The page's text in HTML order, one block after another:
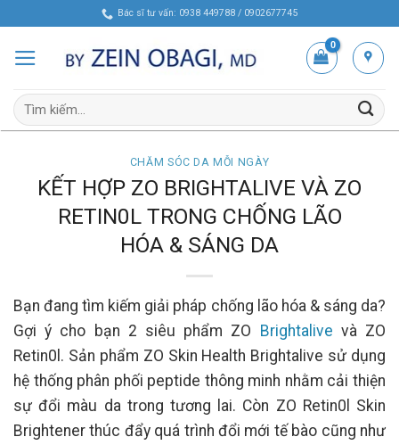
content
Bác sĩ tư vấn: 0938 449788 / 0902677745
Tìm
kiếm:
CHĂM SÓC DA MỖI NGÀY
KẾT HỢP ZO BRIGHTALIVE VÀ ZO
RETIN0L TRONG CHỐNG LÃO
HÓA & SÁNG DA
Bạn đang tìm kiếm giải pháp chống lão hóa & sáng da?
Gợi ý cho bạn 2 siêu phẩm ZO Brightalive và ZO
Retin0l. Sản phẩm ZO Skin Health Brightalive sử dụng
hệ thống phân phối peptide thông minh nhằm cải thiện
sự đổi màu da trong tương lai. Còn ZO Retin0l Skin
Brightener thúc đẩy quá trình đổi mới tế bào cũng như